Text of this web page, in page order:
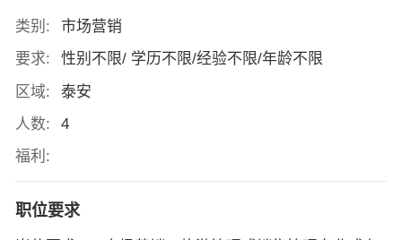
类别:
市场营销
要求:
性别不限/ 学历不限/经验不限/年龄不限
区域:
泰安
人数:
4
福利:
职位要求